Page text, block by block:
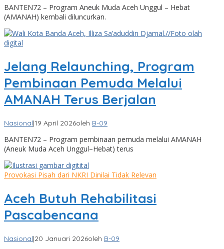
BANTEN72 – Program Aneuk Muda Aceh Unggul – Hebat
(AMANAH) kembali diluncurkan.
Jelang Relaunching, Program
Pembinaan Pemuda Melalui
AMANAH Terus Berjalan
Nasional|19 April 2026oleh B-09
BANTEN72 – Program pembinaan pemuda melalui AMANAH
(Aneuk Muda Aceh Unggul–Hebat) terus
Provokasi Pisah dari NKRI Dinilai Tidak Relevan
Aceh Butuh Rehabilitasi
Pascabencana
Nasional|20 Januari 2026oleh B-09